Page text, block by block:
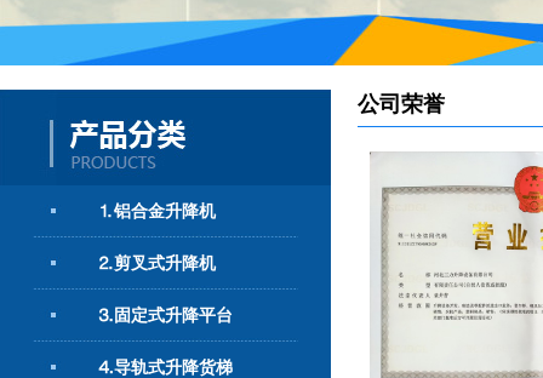
⒈铝合金升降机
⒉剪叉式升降机
⒊固定式升降平台
⒋导轨式升降货梯
公司荣誉